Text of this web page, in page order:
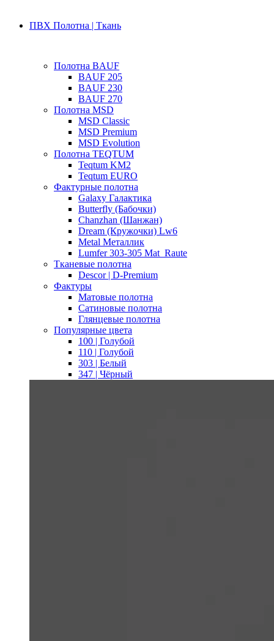
ПВХ Полотна | Ткань
Полотна BAUF
BAUF 205
BAUF 230
BAUF 270
Полотна MSD
MSD Classic
MSD Premium
MSD Evolution
Полотна TEQTUM
Teqtum KM2
Teqtum EURO
Фактурные полотна
Galaxy Галактика
Butterfly (Бабочки)
Chanzhan (Шанжан)
Dream (Кружочки) Lw6
Metal Металлик
Lumfer 303-305 Mat_Raute
Тканевые полотна
Descor | D-Premium
Фактуры
Матовые полотна
Сатиновые полотна
Глянцевые полотна
Популярные цвета
100 | Голубой
110 | Голубой
303 | Белый
347 | Чёрный